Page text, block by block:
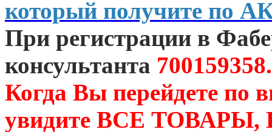
который получите по
При регистрации в
консультанта 700159358.
Когда Вы перейдете по
увидите ВСЕ